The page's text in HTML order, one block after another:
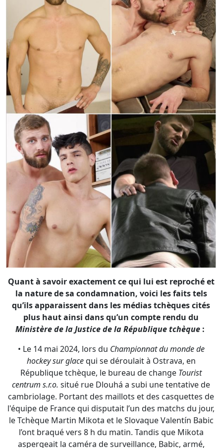
Quant à savoir exactement ce qui lui est reproché et
la nature de sa condamnation, voici les faits tels
qu’ils apparaissent dans les médias tchèques cités
plus haut ainsi dans qu’un compte rendu du
Ministère de la Justice de la République tchèque:
• Le 14 mai 2024, lors duChampionnat du monde de
hockey sur glacequi se déroulait à Ostrava, en
République tchèque, le bureau de changeTourist
centrum s.r.o.situé rue Dlouhá a subi une tentative de
cambriolage. Portant des maillots et des casquettes de
l'équipe de France qui disputait l’un des matchs du jour,
le Tchèque Martin Mikota et le Slovaque Valentín Babic
l’ont braqué vers 8 h du matin. Tandis que Mikota
aspergeait la caméra de surveillance, Babic, armé,
exigeait de l’employée qu'il lui remette l'argent. Projetée
au sol, la femme s’est défendue, réussissant à appuyer
sur le bouton d'urgence. Les deux agresseurs ont pris
la fuite, ne dérobant qu'un trousseau de clés. Lorsque
la police est arrivée sur les lieux, la première option